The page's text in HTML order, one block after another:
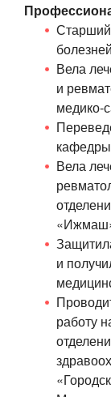
Вела
и
медико-
Вела
и
работу